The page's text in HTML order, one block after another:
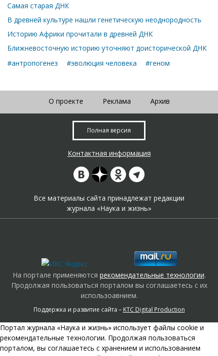
Самая старая ДНК
В древней культуре нашли генетическую неоднородность
Историю Африки прочитали в древней ДНК
Ближневосточную историю уточняют доисторической ДНК
#антропогенез
#эволюция человека #геном
О проекте Реклама Архив
Полная версия
Контактная информация
Все материалы сайта принадлежат редакции
журнала «Наука и жизнь»
На портале применяются рекомендательные технологии.
Продолжая пользоваться порталом вы соглашаетесь с их
использоавнием.
Поддержка и развитие сайта – KTC Digital Production
Портал журнала «Наука и жизнь» использует файлы cookie и
рекомендательные технологии. Продолжая пользоваться
порталом, вы соглашаетесь с хранением и использованием